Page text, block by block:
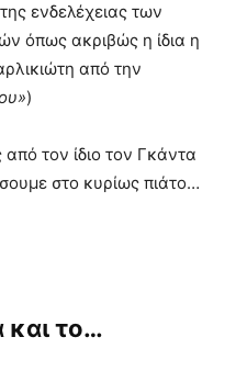
ενδελέχειας των
όπως ακριβώς η ίδια η
από την
)
τον ίδιο τον Γκάντα
στο κυρίως πιάτο…
το…